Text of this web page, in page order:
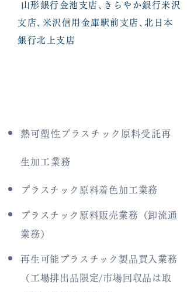
山形銀行金池支店､きらやか銀行米沢
支店､米沢信用金庫駅前支店､北日本
銀行北上支店
熱可塑性プラスチック原料受託再
生加工業務
プラスチック原料着色加工業務
プラスチック原料販売業務（卸流通
業務）
再生可能プラスチック製品買入業務
（工場排出品限定/市場回収品は取